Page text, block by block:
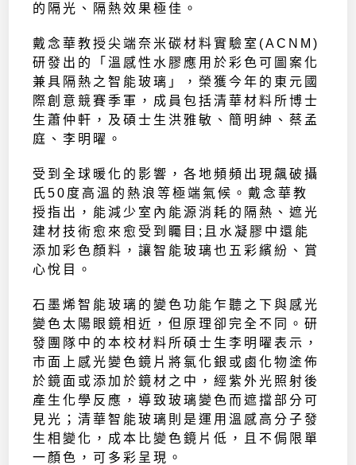
的隔光、隔熱效果極佳。
戴念華教授尖端奈米碳材料實驗室(ACNM)
研發出的「溫感性水膠應用於彩色可圖案化
兼具隔熱之智能玻璃」，榮獲今年的東元國
際創意競賽季軍，成員包括清華材料所博士
生蕭仲軒，及碩士生洪雅敏、簡明紳、蔡孟
庭、李明曜。
受到全球暖化的影響，各地頻頻出現飆破攝
氏50度高溫的熱浪等極端氣候。戴念華教
授指出，能減少室內能源消耗的隔熱、遮光
建材技術愈來愈受到矚目;且水凝膠中還能
添加彩色顏料，讓智能玻璃也五彩繽紛、賞
心悅目。
石墨烯智能玻璃的變色功能乍聽之下與感光
變色太陽眼鏡相近，但原理卻完全不同。研
發團隊中的本校材料所碩士生李明曜表示，
市面上感光變色鏡片將氯化銀或鹵化物塗佈
於鏡面或添加於鏡材之中，經紫外光照射後
產生化學反應，導致玻璃變色而遮擋部分可
見光；清華智能玻璃則是運用溫感高分子發
生相變化，成本比變色鏡片低，且不侷限單
一顏色，可多彩呈現。